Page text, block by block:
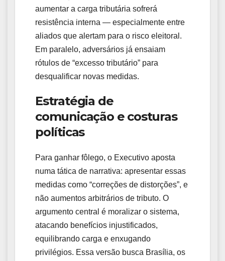
aumentar a carga tributária sofrerá
resistência interna — especialmente entre
aliados que alertam para o risco eleitoral.
Em paralelo, adversários já ensaiam
rótulos de “excesso tributário” para
desqualificar novas medidas.
Estratégia de
comunicação e costuras
políticas
Para ganhar fôlego, o Executivo aposta
numa tática de narrativa: apresentar essas
medidas como “correções de distorções”, e
não aumentos arbitrários de tributo. O
argumento central é moralizar o sistema,
atacando benefícios injustificados,
equilibrando carga e enxugando
privilégios. Essa versão busca Brasília, os